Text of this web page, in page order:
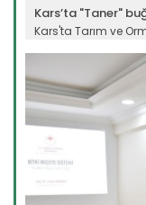
Kars’ta "Taner"
Kars'ta Tarım ve